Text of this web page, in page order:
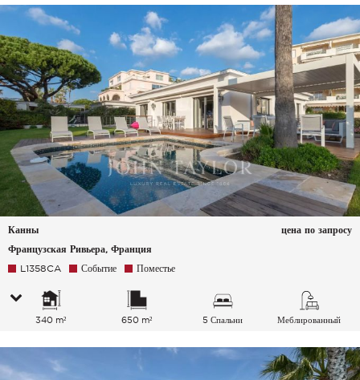
Канны
Французская Ривьера, Франция
цена по запросу
L1358CA Событие Поместье
340 m² 650 m² 5 Спальни Меблированный